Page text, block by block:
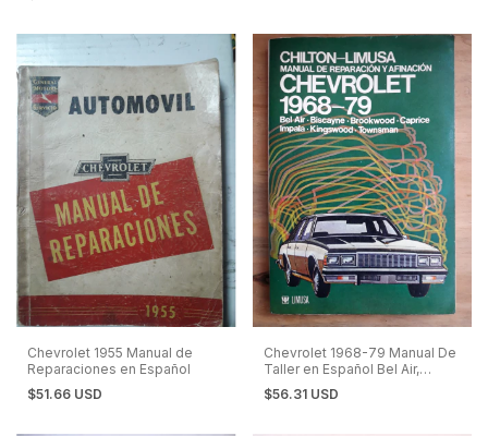
Chevrolet 1955 Manual de
Reparaciones en Español
$51.66 USD
Chevrolet 1968-79 Manual De
Taller en Español Bel Air,
Impala, Caprice, Biscayne
$56.31 USD